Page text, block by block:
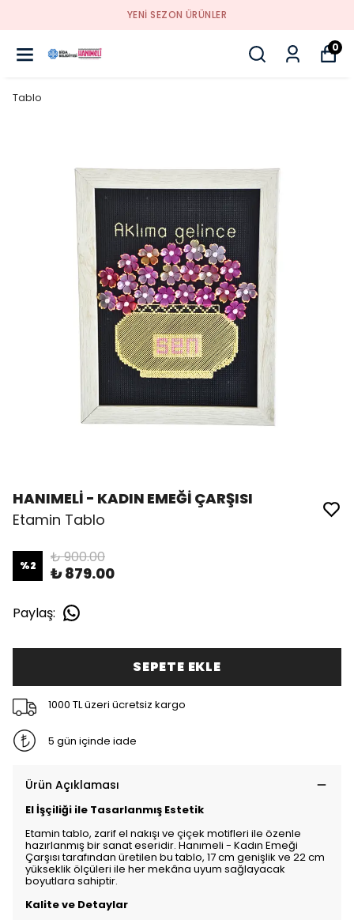
YENI SEZON ÜRÜNLER
0
Tablo
HANIMELİ - KADIN EMEĞİ ÇARŞISI
Etamin Tablo
%2 ₺ 900.00
₺ 879.00
Paylaş:
SEPETE EKLE
1000 TL üzeri ücretsiz kargo
5 gün içinde iade
Ürün Açıklaması
El İşçiliği ile Tasarlanmış Estetik
Etamin tablo, zarif el nakışı ve çiçek motifleri ile özenle
hazırlanmış bir sanat eseridir. Hanımeli - Kadın Emeği
Çarşısı tarafından üretilen bu tablo, 17 cm genişlik ve 22 cm
yükseklik ölçüleri ile her mekâna uyum sağlayacak
boyutlara sahiptir.
Kalite ve Detaylar